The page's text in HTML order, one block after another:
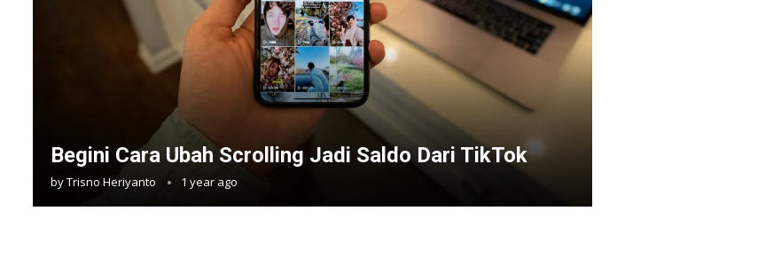
Begini Cara Ubah Scrolling Jadi Saldo Dari TikTok
byTrisno Heriyanto 1 year ago